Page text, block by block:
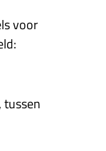
voor
tussen